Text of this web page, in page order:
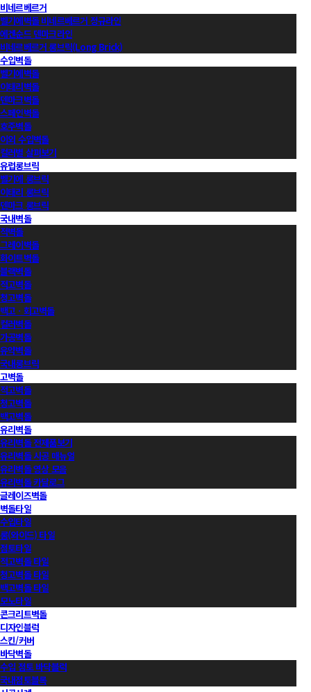
비네르베르거
벨기에벽돌 비네르베르거 정규라인
에겐순드 덴마크라인
비네르베르거 롱브릭(Long Brick)
수입벽돌
벨기에벽돌
이태리벽돌
덴마크벽돌
스페인벽돌
호주벽돌
이외 수입벽돌
컬러별 살펴보기
유럽롱브릭
벨기에 롱브릭
이태리 롱브릭
덴마크 롱브릭
국내벽돌
적벽돌
그레이벽돌
화이트벽돌
블랙벽돌
적고벽돌
청고벽돌
백고ㆍ회고벽돌
컬러벽돌
가공벽돌
유약벽돌
국내롱브릭
고벽돌
적고벽돌
청고벽돌
백고벽돌
유리벽돌
유리벽돌 전제품보기
유리벽돌 시공 매뉴얼
유리벽돌 영상 모음
유리벽돌 카달로그
글레이즈벽돌
벽돌타일
수입타일
롱(와이드) 타일
점토타일
적고벽돌 타일
청고벽돌 타일
백고벽돌 타일
모노타일
콘크리트벽돌
디자인블럭
스킨/커버
바닥벽돌
수입 점토 바닥블럭
국내점토블록